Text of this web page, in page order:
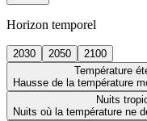
Horizon temporel
2030 2050
2100
Température
Hausse de la température
Nuits
Nuits où la température ne